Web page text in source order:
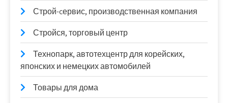
Строй-cервис, производственная компания
Стройся, торговый центр
Технопарк, автотехцентр для корейских,
японских и немецких автомобилей
Товары для дома